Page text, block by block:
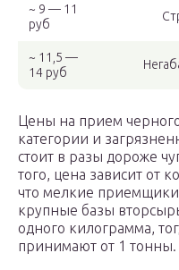
~ 9 — 11
руб
~ 11,5 —
14 руб
Цены на прием
категории и
стоит в разы дороже
того, цена зависит от
что мелкие приемщики
крупные базы
одного килограмма,
принимают от 1 тонны.